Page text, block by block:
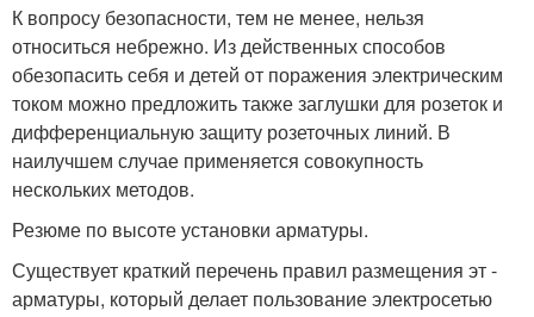
К вопросу безопасности, тем не менее, нельзя
относиться небрежно. Из действенных способов
обезопасить себя и детей от поражения электрическим
током можно предложить также заглушки для розеток и
дифференциальную защиту розеточных линий. В
наилучшем случае применяется совокупность
нескольких методов.
Резюме по высоте установки арматуры.
Существует краткий перечень правил размещения эт -
арматуры, который делает пользование электросетью